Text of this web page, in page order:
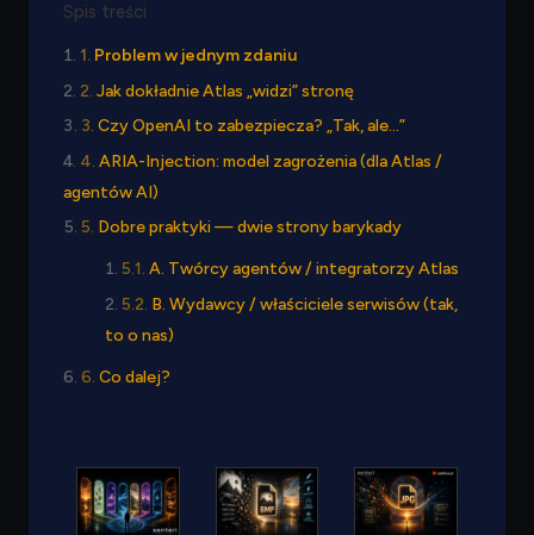
Spis treści
Problem w jednym zdaniu
Jak dokładnie Atlas „widzi” stronę
Czy OpenAI to zabezpiecza? „Tak, ale…”
ARIA-Injection: model zagrożenia (dla Atlas /
agentów AI)
Dobre praktyki — dwie strony barykady
A. Twórcy agentów / integratorzy Atlas
B. Wydawcy / właściciele serwisów (tak,
to o nas)
Co dalej?